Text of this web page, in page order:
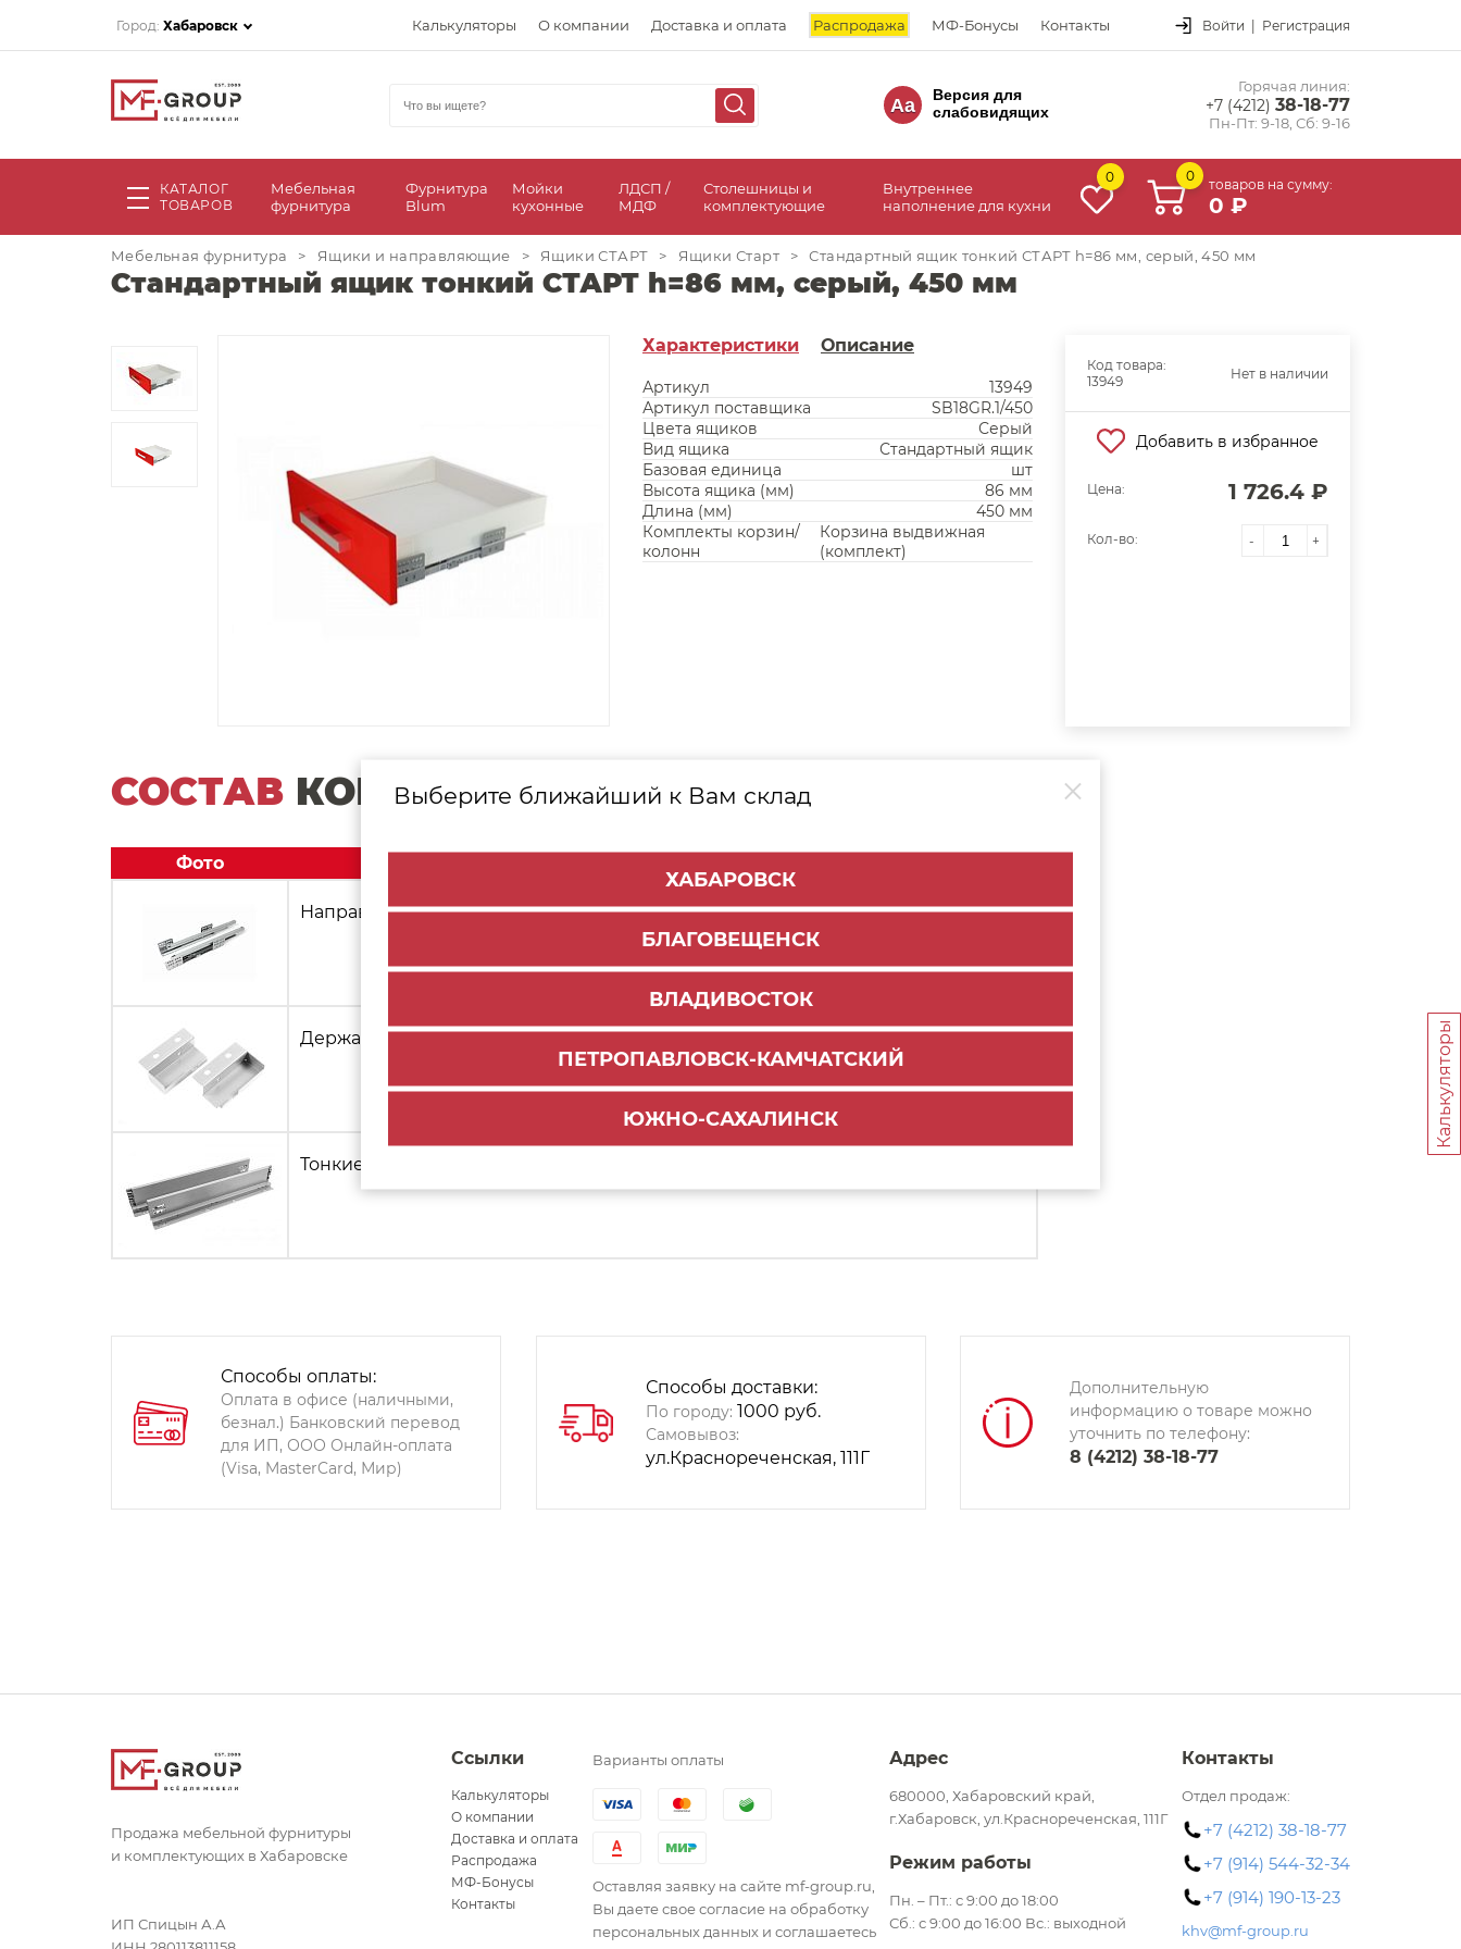
Город: Хабаровск Калькуляторы О компании Доставка и оплата Распродажа МФ-Бонусы Контакты Войти | Регистрация
Aa
Версия для
слабовидящих
Горячая линия:
+7 (4212) 38-18-77
Пн-Пт: 9-18, Сб: 9-16
КАТАЛОГ
ТОВАРОВ
Мебельная
фурнитура
Фурнитура
Blum
Мойки
кухонные
ЛДСП /
МДФ
Столешницы и
комплектующие
Внутреннее
наполнение для кухни
0 0
товаров на сумму:
0 ₽
Выберите ближайший к Вам склад
ХАБАРОВСК
БЛАГОВЕЩЕНСК
ВЛАДИВОСТОК
ПЕТРОПАВЛОВСК-КАМЧАТСКИЙ
ЮЖНО-САХАЛИНСК
Мебельная фурнитура > Ящики и направляющие > Ящики СТАРТ > Ящики Старт > Стандартный ящик тонкий СТАРТ h=86 мм, серый, 450 мм
Стандартный ящик тонкий СТАРТ h=86 мм, серый, 450 мм
Характеристики Описание
Артикул
13949
Артикул поставщика
SB18GR.1/450
Цвета ящиков
Серый
Вид ящика
Стандартный ящик
Базовая единица
шт
Высота ящика (мм)
86 мм
Длина (мм)
450 мм
Комплекты корзин/
колонн
Корзина выдвижная
(комплект)
Код товара:
13949
Нет в наличии
Добавить в избранное
Цена: 1 726.4 ₽
Кол-во: - +
СОСТАВ КОМПЛЕКТА
Фото
Направляющие для СТАРТ с доводчиком 450мм DB8181Zn/450 (10) 1 шт.
Держатель задней стенки стандарт прямого SB серый (10) ВЫВОД! 1 шт.
Тонкие боковые стенки СТАРТ SBDW11/GR/450 серый (лев+прав) (10)
Способы оплаты:
Оплата в офисе (наличными,
безнал.) Банковский перевод
для ИП, ООО Онлайн-оплата
(Visa, MasterCard, Мир)
Способы доставки:
По городу: 1000 руб.
Самовывоз:
ул.Краснореченская, 111Г
Дополнительную
информацию о товаре можно
уточнить по телефону:
8 (4212) 38-18-77
Калькуляторы
Продажа мебельной фурнитуры
и комплектующих в Хабаровске
ИП Спицын А.А
Ссылки
Калькуляторы
О компании
Доставка и оплата
Распродажа
МФ-Бонусы
Контакты
Варианты оплаты
Оставляя заявку на сайте mf-group.ru,
Вы даете свое согласие на обработку
персональных данных и соглашаетесь
Адрес
680000, Хабаровский край,
г.Хабаровск, ул.Краснореченская, 111Г
Режим работы
Пн. – Пт.: с 9:00 до 18:00
Сб.: с 9:00 до 16:00 Вс.: выходной
Контакты
Отдел продаж:
+7 (4212) 38-18-77
+7 (914) 544-32-34
+7 (914) 190-13-23
khv@mf-group.ru